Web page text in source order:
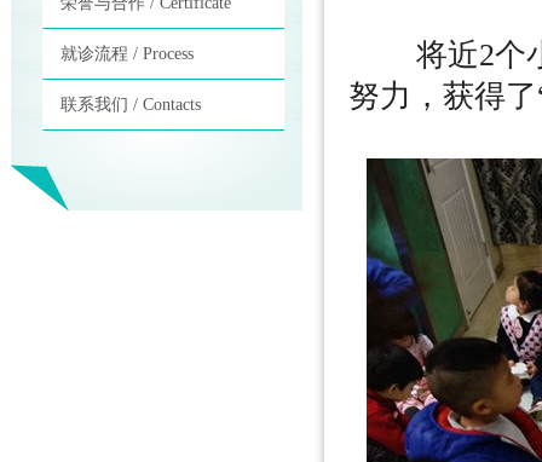
就诊流程 / Process
联系我们 / Contacts
将近2个小
努力，获得